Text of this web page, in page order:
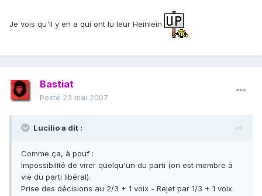
Je vois qu'il y en a qui ont lu leur Heinlein
Bastiat
Posté 23 mai 2007
Lucilio a dit :
Comme ça, à pouf :
Impossibilité de virer quelqu'un du parti (on est membre à
vie du parti libéral).
Prise des décisions au 2/3 + 1 voix - Rejet par 1/3 + 1 voix.